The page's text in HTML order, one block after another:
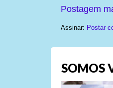
Postagem
Assinar: Postar
SOMOS